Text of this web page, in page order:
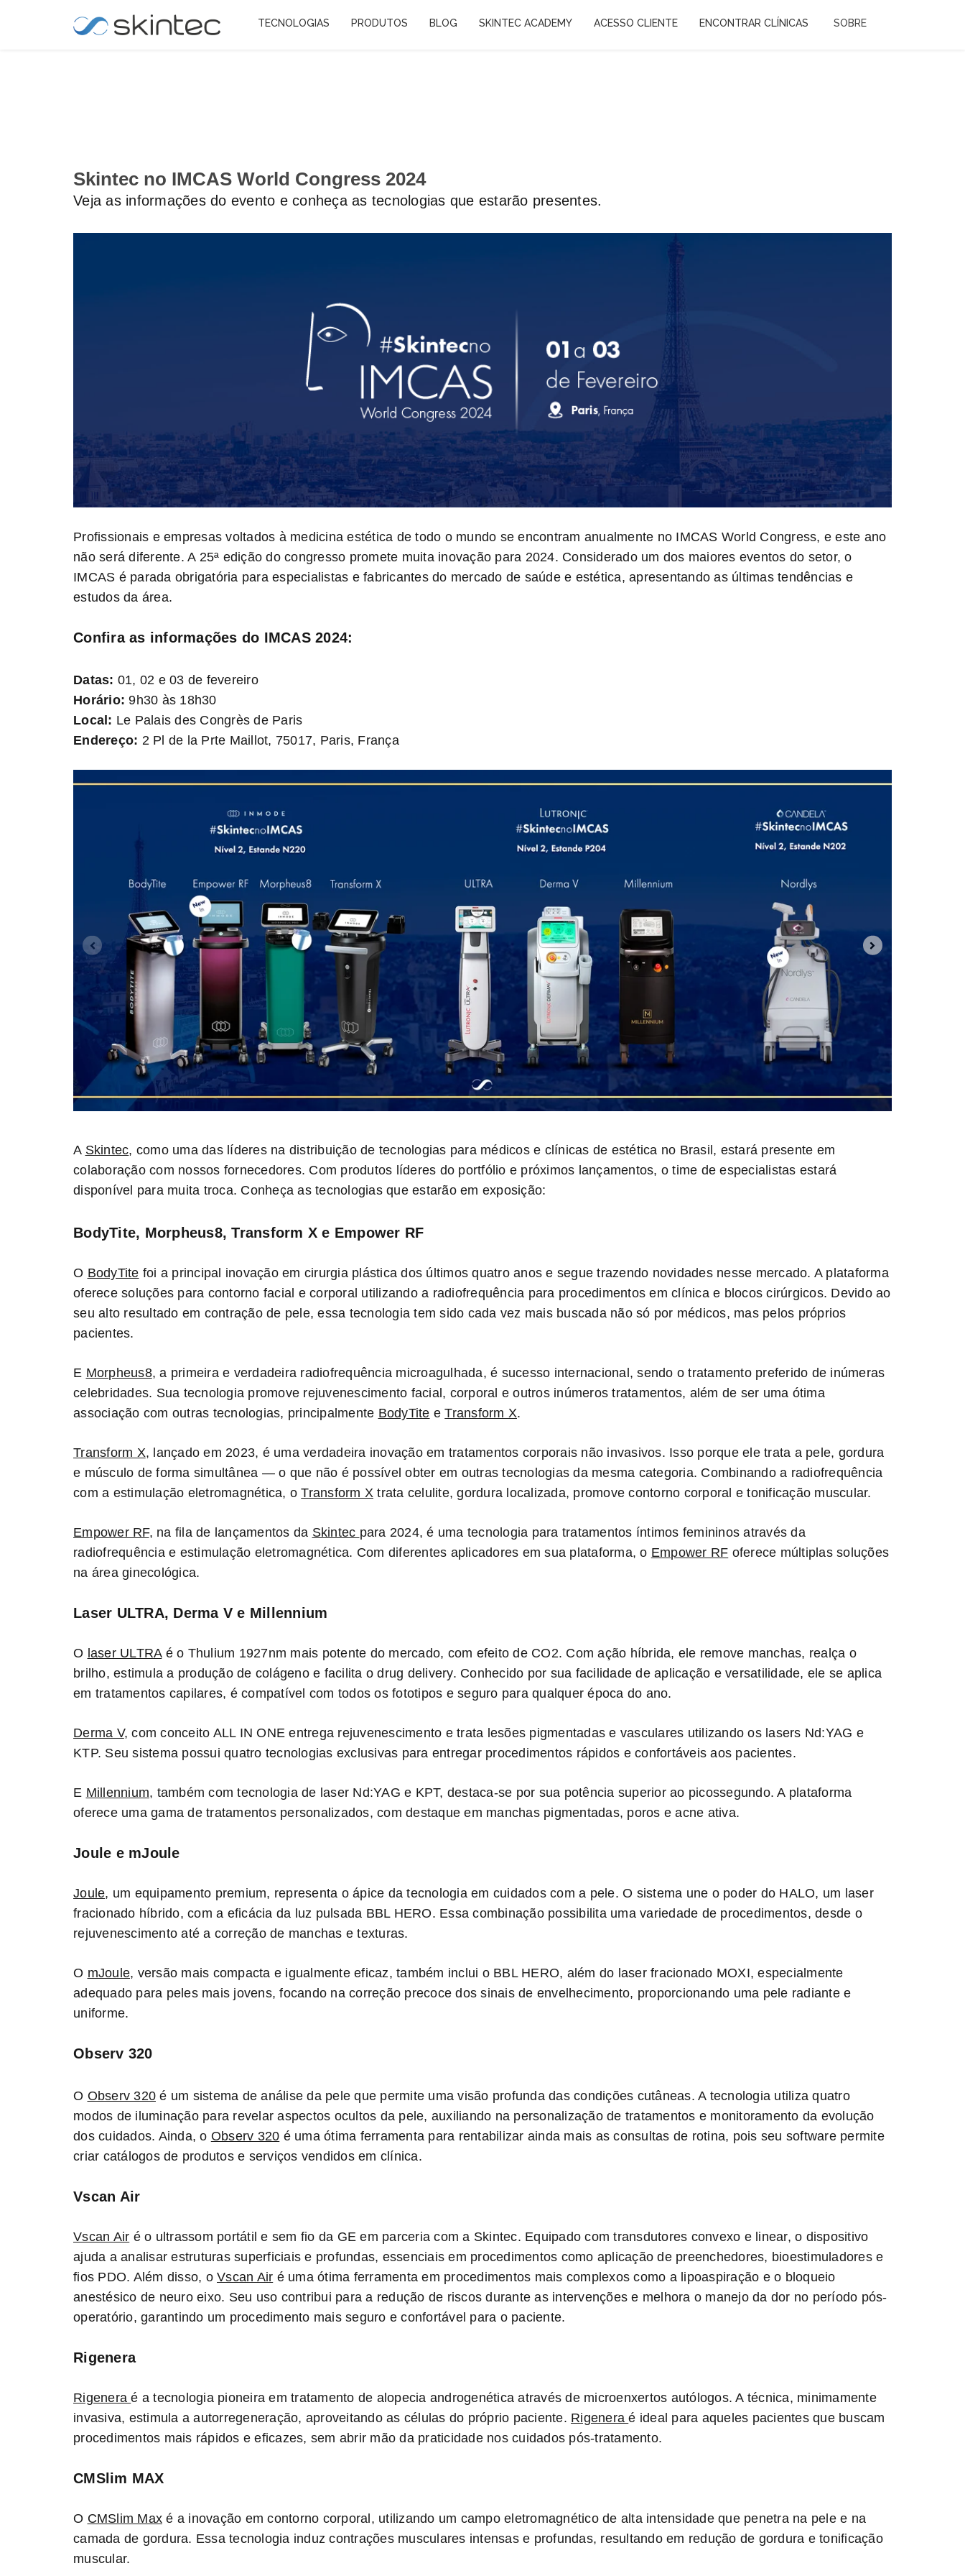
TECNOLOGIAS PRODUTOS BLOG SKINTEC ACADEMY ACESSO CLIENTE ENCONTRAR CLÍNICAS SOBRE
Skintec no IMCAS World Congress 2024
Veja as informações do evento e conheça as tecnologias que estarão presentes.
Profissionais e empresas voltados à medicina estética de todo o mundo se encontram anualmente no IMCAS World Congress, e este ano
não será diferente. A 25ª edição do congresso promete muita inovação para 2024. Considerado um dos maiores eventos do setor, o
IMCAS é parada obrigatória para especialistas e fabricantes do mercado de saúde e estética, apresentando as últimas tendências e
estudos da área.
Confira as informações do IMCAS 2024:
Datas: 01, 02 e 03 de fevereiro
Horário: 9h30 às 18h30
Local: Le Palais des Congrès de Paris
Endereço: 2 Pl de la Prte Maillot, 75017, Paris, França
A Skintec, como uma das líderes na distribuição de tecnologias para médicos e clínicas de estética no Brasil, estará presente em
colaboração com nossos fornecedores. Com produtos líderes do portfólio e próximos lançamentos, o time de especialistas estará
disponível para muita troca. Conheça as tecnologias que estarão em exposição:
BodyTite, Morpheus8, Transform X e Empower RF
O BodyTite foi a principal inovação em cirurgia plástica dos últimos quatro anos e segue trazendo novidades nesse mercado. A plataforma
oferece soluções para contorno facial e corporal utilizando a radiofrequência para procedimentos em clínica e blocos cirúrgicos. Devido ao
seu alto resultado em contração de pele, essa tecnologia tem sido cada vez mais buscada não só por médicos, mas pelos próprios
pacientes.
E Morpheus8, a primeira e verdadeira radiofrequência microagulhada, é sucesso internacional, sendo o tratamento preferido de inúmeras
celebridades. Sua tecnologia promove rejuvenescimento facial, corporal e outros inúmeros tratamentos, além de ser uma ótima
associação com outras tecnologias, principalmente BodyTite eTransform X.
Transform X, lançado em 2023, é uma verdadeira inovação em tratamentos corporais não invasivos. Isso porque ele trata a pele, gordura
e músculo de forma simultânea — o que não é possível obter em outras tecnologias da mesma categoria. Combinando a radiofrequência
com a estimulação eletromagnética, oTransform X trata celulite, gordura localizada, promove contorno corporal e tonificação muscular.
Empower RF, na fila de lançamentos da Skintec para 2024, é uma tecnologia para tratamentos íntimos femininos através da
radiofrequência e estimulação eletromagnética. Com diferentes aplicadores em sua plataforma, o Empower RF oferece múltiplas soluções
na área ginecológica.
Laser ULTRA, Derma V e Millennium
O laser ULTRAé o Thulium 1927nm mais potente do mercado, com efeito de CO2. Com ação híbrida, ele remove manchas, realça o
brilho, estimula a produção de colágeno e facilita o drug delivery. Conhecido por sua facilidade de aplicação e versatilidade, ele se aplica
em tratamentos capilares, é compatível com todos os fototipos e seguro para qualquer época do ano.
Derma V, com conceito ALL IN ONE entrega rejuvenescimento e trata lesões pigmentadas e vasculares utilizando os lasers Nd:YAG e
KTP. Seu sistema possui quatro tecnologias exclusivas para entregar procedimentos rápidos e confortáveis aos pacientes.
E Millennium, também com tecnologia de laser Nd:YAG e KPT, destaca-se por sua potência superior ao picossegundo. A plataforma
oferece uma gama de tratamentos personalizados, com destaque em manchas pigmentadas, poros e acne ativa.
Joule e mJoule
Joule, um equipamento premium, representa o ápice da tecnologia em cuidados com a pele. O sistema une o poder do HALO, um laser
fracionado híbrido, com a eficácia da luz pulsada BBL HERO. Essa combinação possibilita uma variedade de procedimentos, desde o
rejuvenescimento até a correção de manchas e texturas.
O mJoule, versão mais compacta e igualmente eficaz, também inclui o BBL HERO, além do laser fracionado MOXI, especialmente
adequado para peles mais jovens, focando na correção precoce dos sinais de envelhecimento, proporcionando uma pele radiante e
uniforme.
Observ 320
O Observ 320 é um sistema de análise da pele que permite uma visão profunda das condições cutâneas. A tecnologia utiliza quatro
modos de iluminação para revelar aspectos ocultos da pele, auxiliando na personalização de tratamentos e monitoramento da evolução
dos cuidados. Ainda, o Observ 320 é uma ótima ferramenta para rentabilizar ainda mais as consultas de rotina, pois seu software permite
criar catálogos de produtos e serviços vendidos em clínica.
Vscan Air
Vscan Air é o ultrassom portátil e sem fio da GE em parceria com a Skintec. Equipado com transdutores convexo e linear, o dispositivo
ajuda a analisar estruturas superficiais e profundas, essenciais em procedimentos como aplicação de preenchedores, bioestimuladores e
fios PDO. Além disso, o Vscan Air é uma ótima ferramenta em procedimentos mais complexos como a lipoaspiração e o bloqueio
anestésico de neuro eixo. Seu uso contribui para a redução de riscos durante as intervenções e melhora o manejo da dor no período pós-
operatório, garantindo um procedimento mais seguro e confortável para o paciente.
Rigenera
Rigeneraé a tecnologia pioneira em tratamento de alopecia androgenética através de microenxertos autólogos. A técnica, minimamente
invasiva, estimula a autorregeneração, aproveitando as células do próprio paciente. Rigeneraé ideal para aqueles pacientes que buscam
procedimentos mais rápidos e eficazes, sem abrir mão da praticidade nos cuidados pós-tratamento.
CMSlim MAX
O CMSlim Max é a inovação em contorno corporal, utilizando um campo eletromagnético de alta intensidade que penetra na pele e na
camada de gordura. Essa tecnologia induz contrações musculares intensas e profundas, resultando em redução de gordura e tonificação
muscular.